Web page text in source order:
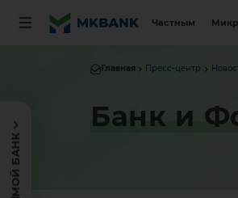
Частным
МОЙ БАНК
Главная Пресс-центр
Банк и